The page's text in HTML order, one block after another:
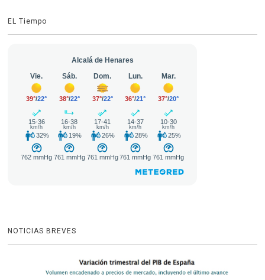
EL Tiempo
NOTICIAS BREVES